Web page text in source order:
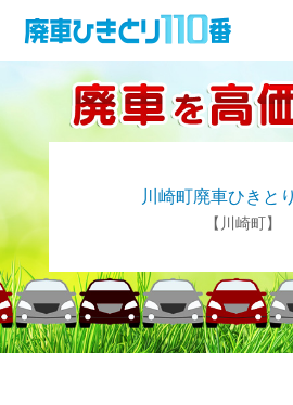
川崎町廃車ひきと
【川崎町】
廃車･事故車の買取
お役立ち情報
お知らせ